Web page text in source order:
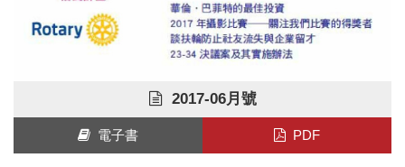
2017-06月號
電子書 PDF